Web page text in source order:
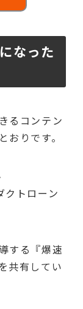
なった
るコンテン
りです。
クトローン
する『爆速
共有してい